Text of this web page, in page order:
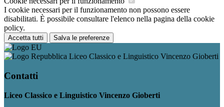
I cookie necessari per il funzionamento non possono essere
disabilitati. È possibile consultare l'elenco nella pagina della cookie
policy.
Accetta tutti Salva le preferenze
Liceo Classico e Linguistico Vincenzo Gioberti
Contatti
Liceo Classico e Linguistico Vincenzo Gioberti